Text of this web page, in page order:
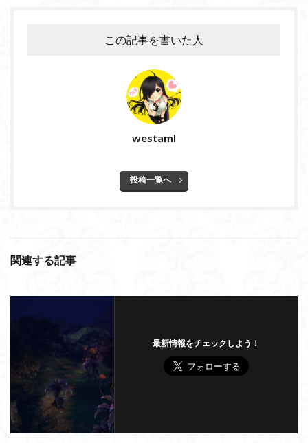
この記事を書いた人
westaml
投稿一覧へ
関連する記事
最新情報をチェックしよう！